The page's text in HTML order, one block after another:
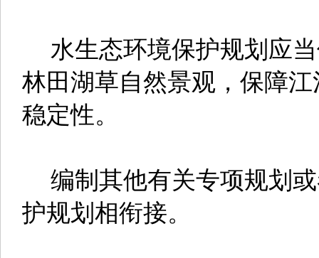
水生态环境保护规划应
林田湖草自然景观，保障
稳定性。
编制其他有关专项规划
护规划相衔接。